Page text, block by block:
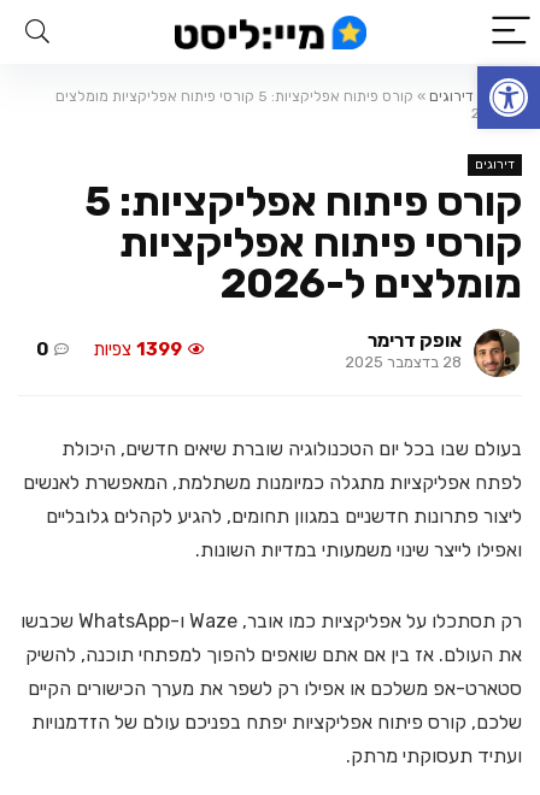
פתח סרגל נגישות
ראשי דירוגים »
קורס פיתוח אפליקציות: 5 קורסי פיתוח אפליקציות מומלצים
ל-2026
דירוגים
קורס פיתוח אפליקציות: 5
קורסי פיתוח אפליקציות
מומלצים ל-2026
אופק דרימר
28 בדצמבר 2025
1399 צפיות 0
בעולם שבו בכל יום הטכנולוגיה שוברת שיאים חדשים, היכולת
לפתח אפליקציות מתגלה כמיומנות משתלמת, המאפשרת לאנשים
ליצור פתרונות חדשניים במגוון תחומים, להגיע לקהלים גלובליים
ואפילו לייצר שינוי משמעותי במדיות השונות.
רק תסתכלו על אפליקציות כמו אובר, Waze ו-WhatsApp שכבשו
את העולם. אז בין אם אתם שואפים להפוך למפתחי תוכנה, להשיק
סטארט-אפ משלכם או אפילו רק לשפר את מערך הכישורים הקיים
שלכם, קורס פיתוח אפליקציות יפתח בפניכם עולם של הזדמנויות
ועתיד תעסוקתי מרתק.